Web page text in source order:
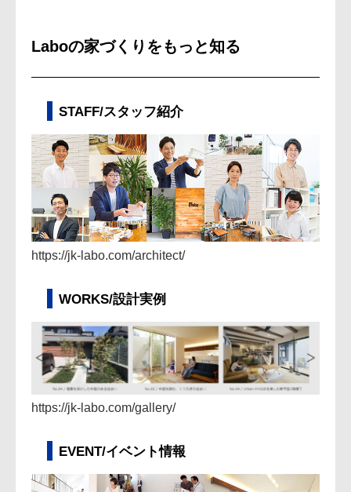
Laboの家づくりをもっと知る
STAFF/スタッフ紹介
https://jk-labo.com/architect/
WORKS/設計実例
https://jk-labo.com/gallery/
EVENT/イベント情報